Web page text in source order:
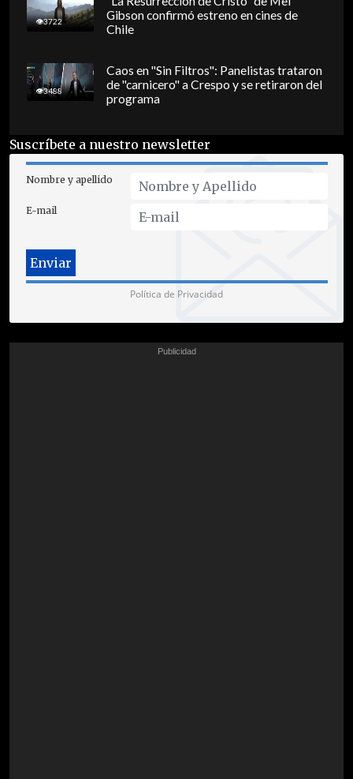
3722
Gibson confirmó estreno en cines de
Chile
3488
Caos en "Sin Filtros": Panelistas trataron
de "carnicero" a Crespo y se retiraron del
programa
Suscríbete a nuestro newsletter
Nombre y apellido
E-mail
Política de Privacidad